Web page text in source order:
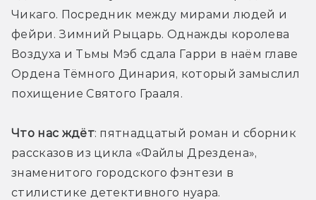
Чикаго. Посредник между мирами людей и
фейри. Зимний Рыцарь. Однажды королева
Воздуха и Тьмы Мэб сдала Гарри в наём главе
Ордена Тёмного Динария, который замыслил
похищение Святого Грааля.
Что нас ждёт: пятнадцатый роман и сборник
рассказов из цикла «Файлы Дрездена»,
знаменитого городского фэнтези в
стилистике детективного нуара.